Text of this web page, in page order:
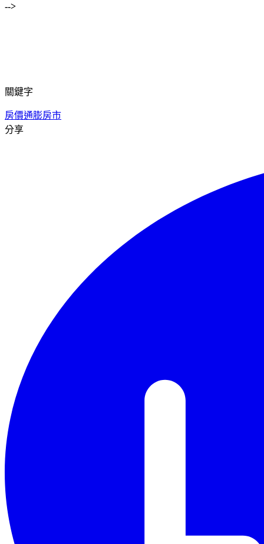
-->
關鍵字
房價通膨房市
分享